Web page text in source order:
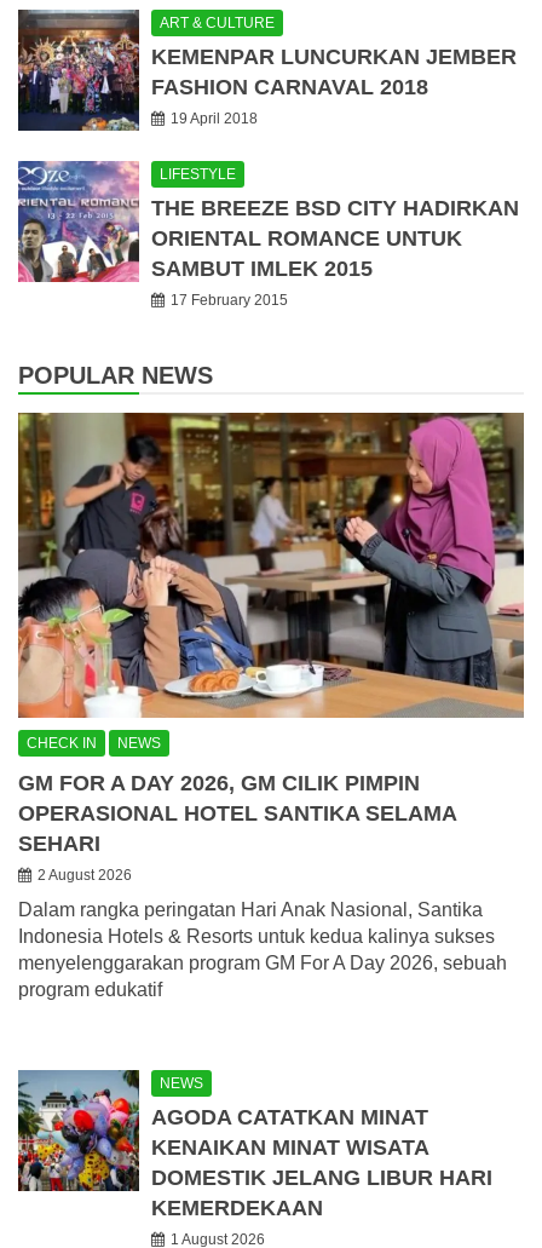
ART & CULTURE
KEMENPAR LUNCURKAN JEMBER
FASHION CARNAVAL 2018
19 April 2018
LIFESTYLE
THE BREEZE BSD CITY HADIRKAN
ORIENTAL ROMANCE UNTUK
SAMBUT IMLEK 2015
17 February 2015
POPULAR NEWS
CHECK IN NEWS
GM FOR A DAY 2026, GM CILIK PIMPIN
OPERASIONAL HOTEL SANTIKA SELAMA
SEHARI
2 August 2026
Dalam rangka peringatan Hari Anak Nasional, Santika
Indonesia Hotels & Resorts untuk kedua kalinya sukses
menyelenggarakan program GM For A Day 2026, sebuah
program edukatif
NEWS
AGODA CATATKAN MINAT
KENAIKAN MINAT WISATA
DOMESTIK JELANG LIBUR HARI
KEMERDEKAAN
1 August 2026